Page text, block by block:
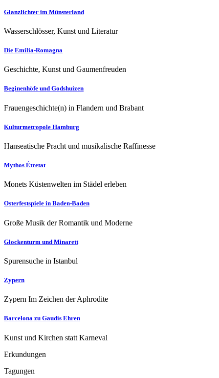
Glanzlichter im Münsterland
Wasserschlösser, Kunst und Literatur
Die Emilia-Romagna
Geschichte, Kunst und Gaumenfreuden
Beginenhöfe und Godshuizen
Frauengeschichte(n) in Flandern und Brabant
Kulturmetropole Hamburg
Hanseatische Pracht und musikalische Raffinesse
Mythos Étretat
Monets Küstenwelten im Städel erleben
Osterfestspiele in Baden-Baden
Große Musik der Romantik und Moderne
Glockenturm und Minarett
Spurensuche in Istanbul
Zypern
Zypern Im Zeichen der Aphrodite
Barcelona zu Gaudís Ehren
Kunst und Kirchen statt Karneval
Erkundungen
Tagungen